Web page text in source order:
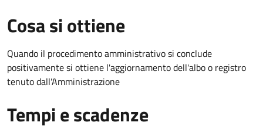
Cosa si ottiene
Quando il procedimento amministrativo si conclude
positivamente si ottiene l'aggiornamento dell'albo o registro
tenuto dall'Amministrazione
Tempi e scadenze